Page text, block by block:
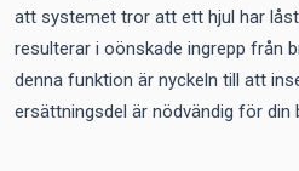
att systemet tror att ett hjul har
resulterar i oönskade ingrepp från
denna funktion är nyckeln till att
ersättningsdel är nödvändig för din